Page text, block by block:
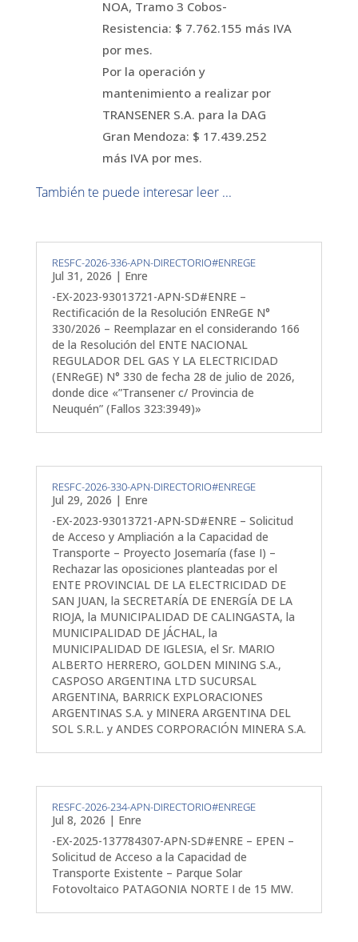
NOA, Tramo 3 Cobos-
Resistencia: $ 7.762.155 más IVA
por mes.
Por la operación y
mantenimiento a realizar por
TRANSENER S.A. para la DAG
Gran Mendoza: $ 17.439.252
más IVA por mes.
También te puede interesar leer ...
RESFC-2026-336-APN-DIRECTORIO#ENREGE
Jul 31, 2026 | Enre
-EX-2023-93013721-APN-SD#ENRE –
Rectificación de la Resolución ENReGE N°
330/2026 – Reemplazar en el considerando 166
de la Resolución del ENTE NACIONAL
REGULADOR DEL GAS Y LA ELECTRICIDAD
(ENReGE) N° 330 de fecha 28 de julio de 2026,
donde dice «”Transener c/ Provincia de
Neuquén” (Fallos 323:3949)»
RESFC-2026-330-APN-DIRECTORIO#ENREGE
Jul 29, 2026 | Enre
-EX-2023-93013721-APN-SD#ENRE – Solicitud
de Acceso y Ampliación a la Capacidad de
Transporte – Proyecto Josemaría (fase I) –
Rechazar las oposiciones planteadas por el
ENTE PROVINCIAL DE LA ELECTRICIDAD DE
SAN JUAN, la SECRETARÍA DE ENERGÍA DE LA
RIOJA, la MUNICIPALIDAD DE CALINGASTA, la
MUNICIPALIDAD DE JÁCHAL, la
MUNICIPALIDAD DE IGLESIA, el Sr. MARIO
ALBERTO HERRERO, GOLDEN MINING S.A.,
CASPOSO ARGENTINA LTD SUCURSAL
ARGENTINA, BARRICK EXPLORACIONES
ARGENTINAS S.A. y MINERA ARGENTINA DEL
SOL S.R.L. y ANDES CORPORACIÓN MINERA S.A.
RESFC-2026-234-APN-DIRECTORIO#ENREGE
Jul 8, 2026 | Enre
-EX-2025-137784307-APN-SD#ENRE – EPEN –
Solicitud de Acceso a la Capacidad de
Transporte Existente – Parque Solar
Fotovoltaico PATAGONIA NORTE I de 15 MW.